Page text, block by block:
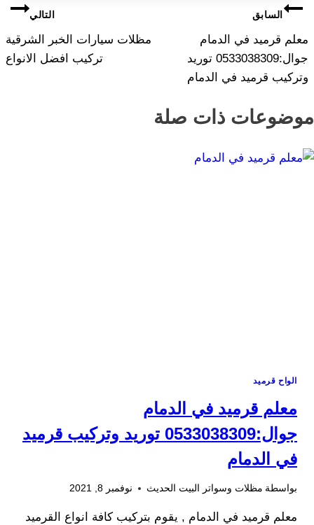
تصفّح
المقالات
السابق
معلم قرميد في الدمام
جوال:0533038309 توريد
وتركيب قرميد في الدمام
التالي
مظلات سيارات الخبر الشرقية
تركيب افضل الانواع
موضوعات ذات صلة
الواح قرميد
معلم قرميد في الدمام
جوال:0533038309 توريد وتركيب قرميد
في الدمام
بواسطة مظلات وسواتر البيت الحديث نوفمبر 8, 2021
معلم قرميد في الدمام , يقوم بتركيب كافة انواع القرميد